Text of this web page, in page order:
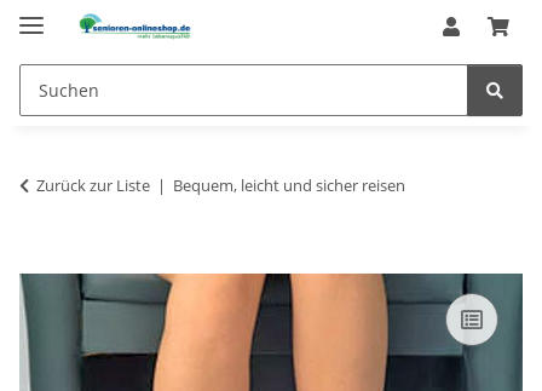
Zurück zur Liste Bequem, leicht und sicher reisen